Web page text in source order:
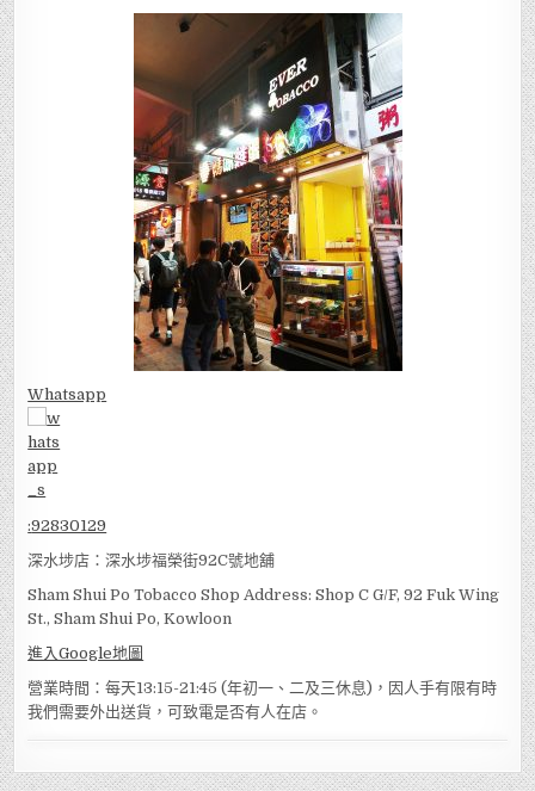
Whatsapp
:92830129
深水埗店：深水埗福榮街92C號地舖
Sham Shui Po Tobacco Shop Address: Shop C G/F, 92 Fuk Wing
St., Sham Shui Po, Kowloon
進入Google地圖
營業時間：每天13:15-21:45 (年初一、二及三休息)，因人手有限有時
我們需要外出送貨，可致電是否有人在店。